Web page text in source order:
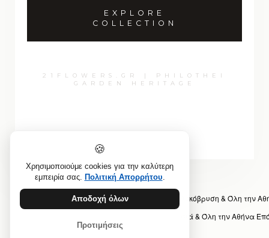
EXPLORE
COLLECTION
21FLOWERS.GR | PHILOTHEI
GARDEN HERITAGE
Προηγούμενο άρθρο: Αποστολή Λουλουδιών Λυκόβρυση & Όλη την
Επόμενο άρθρο: Αποστολή Λουλουδιών Κηφισιά & Όλη την Αθήνα
🍪
Χρησιμοποιούμε cookies για την καλύτερη
εμπειρία σας. Πολιτική Απορρήτου.
Αποδοχή όλων
Προτιμήσεις